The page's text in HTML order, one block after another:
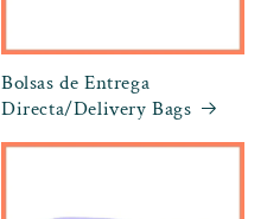
Bolsas de Entrega
Directa/Delivery Bags